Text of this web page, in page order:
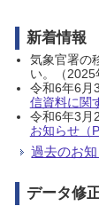
新着情報
気象官署の
い。（2025
令和6年6月
信資料に関
令和6年3月
お知らせ（
過去のお
データ修